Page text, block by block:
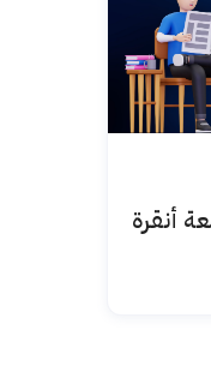
السعودية تعترف بجامعة أنقرة